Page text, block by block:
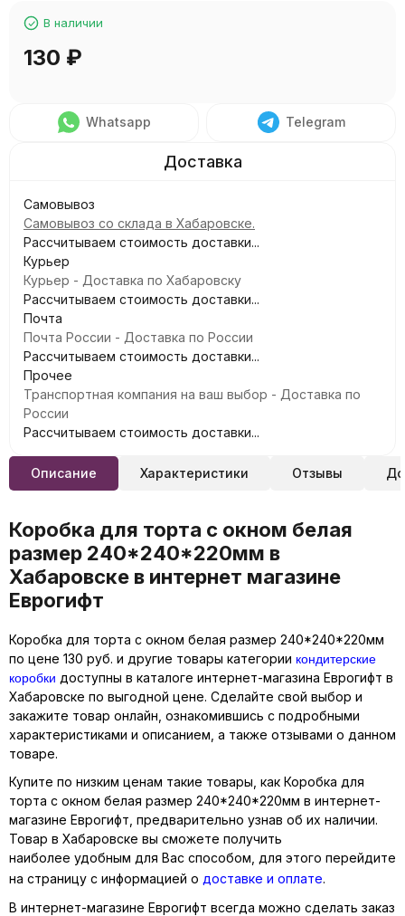
В наличии
130 ₽
Whatsapp Telegram
Самовывоз
Самовывоз со склада в Хабаровске.
Рассчитываем стоимость доставки...
Курьер
Курьер - Доставка по Хабаровску
Рассчитываем стоимость доставки...
Почта
Почта России - Доставка по России
Рассчитываем стоимость доставки...
Прочее
Транспортная компания на ваш выбор - Доставка по
России
Рассчитываем стоимость доставки...
Описание Характеристики Отзывы
Коробка для торта с окном белая
размер 240*240*220мм в
Хабаровске в интернет магазине
Еврогифт
Коробка для торта с окном белая размер 240*240*220мм
по цене 130 руб. и другие товары категории кондитерские
коробки доступны в каталоге интернет-магазина Еврогифт в
Хабаровске по выгодной цене. Сделайте свой выбор и
закажите товар онлайн, ознакомившись с подробными
характеристиками и описанием, а также отзывами о данном
товаре.
Купите по низким ценам такие товары, как Коробка для
торта с окном белая размер 240*240*220мм в интернет-
магазине Еврогифт, предварительно узнав об их наличии.
Товар в Хабаровске вы сможете получить
наиболее удобным для Вас способом, для этого перейдите
на страницу с информацией о доставке и оплате.
В интернет-магазине Еврогифт всегда можно сделать заказ